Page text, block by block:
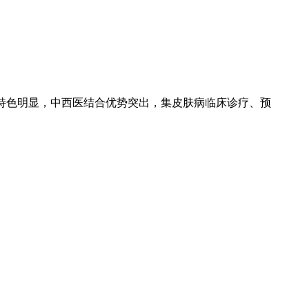
明显，中西医结合优势突出，集皮肤病临床诊疗、预